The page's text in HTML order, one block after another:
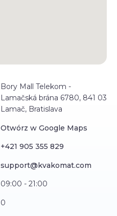
Bory Mall Telekom -
Lamačská brána 6780, 841 03
Lamač, Bratislava
Otwórz w Google Maps
+421 905 355 829
support@kvakomat.com
09:00 - 21:00
0